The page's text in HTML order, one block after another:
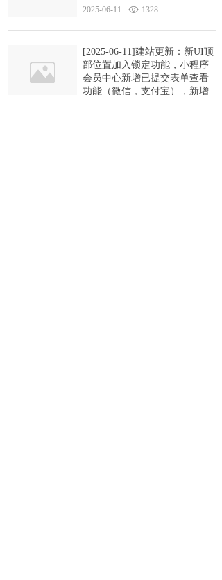
2025-06-11 1328
[2025-06-11]建站更新：新UI顶
部位置加入锁定功能，小程序
会员中心新增已提交表单查看
功能（微信，支付宝），新增